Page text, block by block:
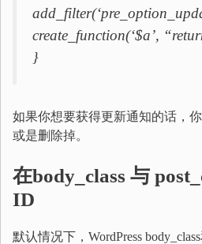
create_function(‘$a’,
}
如果你想要获得更新通知的话，
或是删除掉。
在body_class 与
ID
默认情况下，WordPress